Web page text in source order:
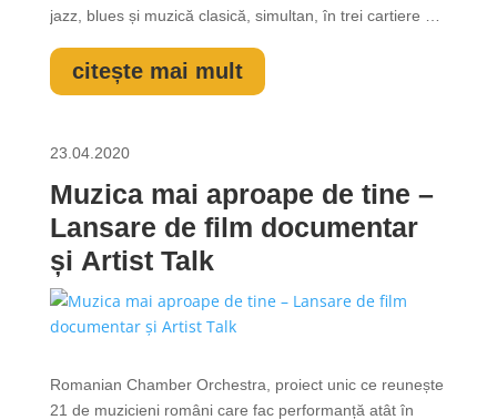
jazz, blues și muzică clasică, simultan, în trei cartiere ale
impuse de starea de urgență instituită de autorități în...
citește mai mult
23.04.2020
Muzica mai aproape de tine –
Lansare de film documentar
și Artist Talk
Romanian Chamber Orchestra, proiect unic ce reunește
21 de muzicieni români care fac performanță atât în